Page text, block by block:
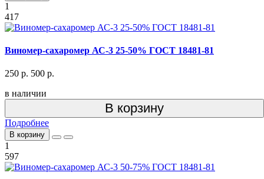
1
417
Виномер-сахаромер АС-3 25-50% ГОСТ 18481-81
250 р. 500 р.
в наличии
В корзину
Подробнее
В корзину
1
597